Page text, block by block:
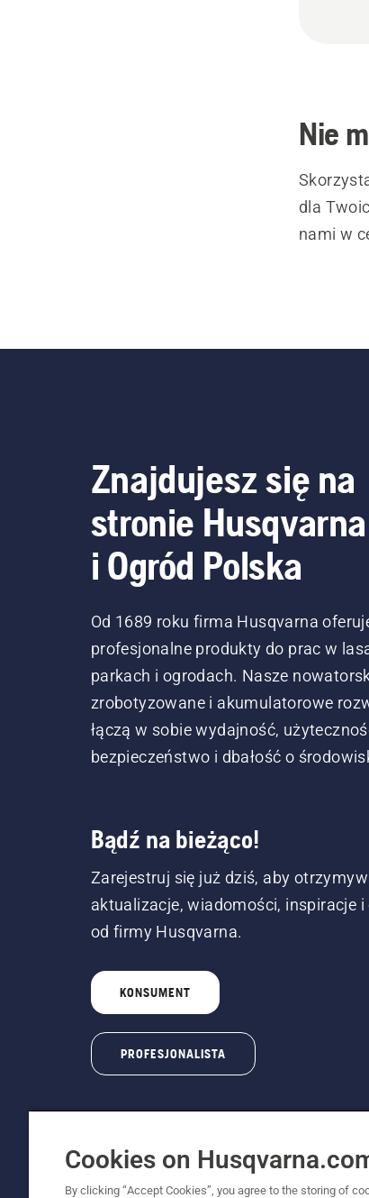
Nie
dla
nami w
Znajdujesz się na
stronie
i Ogród Polska
Od 1689 roku firma Husqvarna
profesjonalne produkty do prac w
parkach i ogrodach. Nasze
zrobotyzowane i akumulatorowe
łączą w sobie wydajność,
bezpieczeństwo i dbałość o
Bądź na bieżąco!
Zarejestruj się już dziś, aby
aktualizacje, wiadomości, inspiracje i
od firmy Husqvarna.
KONSUMENT
PROFESJONALISTA
Cookies on
By clicking “Accept Cookies”, you agree to the storing of